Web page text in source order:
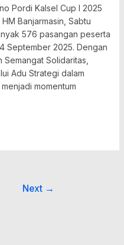
Pordi Kalsel Cup I 2025
Banjarmasin, Sabtu
576 pasangan peserta
September 2025. Dengan
Solidaritas,
Adu Strategi dalam
momentum
Next →